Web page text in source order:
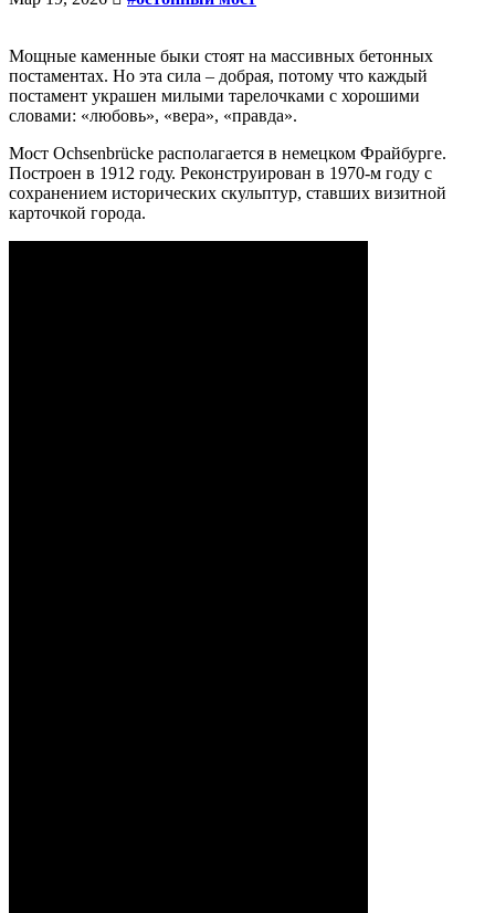
Мощные каменные быки стоят на массивных бетонных
постаментах. Но эта сила – добрая, потому что каждый
постамент украшен милыми тарелочками с хорошими
словами: «любовь», «вера», «правда».
Мост Ochsenbrücke располагается в немецком Фрайбурге.
Построен в 1912 году. Реконструирован в 1970-м году с
сохранением исторических скульптур, ставших визитной
карточкой города.